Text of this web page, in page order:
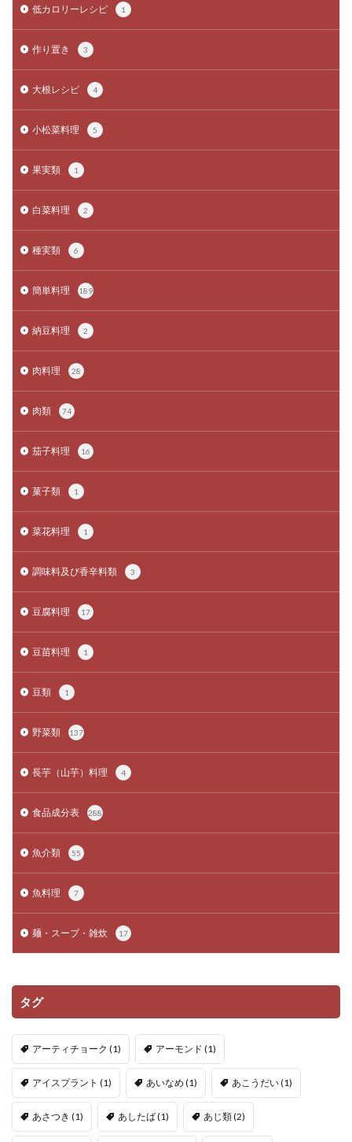
低カロリーレシピ 1
作り置き 3
大根レシピ 4
小松菜料理 5
果実類 1
白菜料理 2
種実類 6
簡単料理 189
納豆料理 2
肉料理 28
肉類 74
茄子料理 16
菓子類 1
菜花料理 1
調味料及び香辛料類 3
豆腐料理 17
豆苗料理 1
豆類 1
野菜類 137
長芋（山芋）料理 4
食品成分表 288
魚介類 55
魚料理 7
麺・スープ・雑炊 17
タグ
アーティチョーク (1) アーモンド (1)
アイスプラント (1) あいなめ (1) あこうだい(1)
あさつき (1) あしたば(1) あじ類(2)